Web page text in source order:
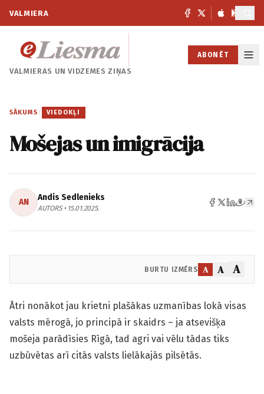
VALMIERA
VALMIERAS UNVIDZEMES ZIŅAS
ABONĒT
SĀKUMS / VIEDOKĻI
Mošejas un imigrācija
AN Andis Sedlenieks
AUTORS • 15.01.2025.
BURTU IZMĒRS A A A
Ātri nonākot jau krietni plašākas uzmanības lokā visas
valsts mērogā, jo principā ir skaidrs – ja atsevišķa
mošeja parādīsies Rīgā, tad agri vai vēlu tādas tiks
uzbūvētas arī citās valsts lielākajās pilsētās.